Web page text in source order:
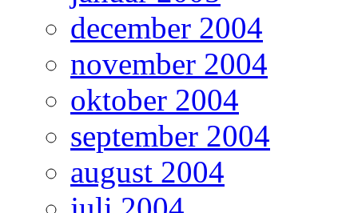
december 2004
november 2004
oktober 2004
september 2004
august 2004